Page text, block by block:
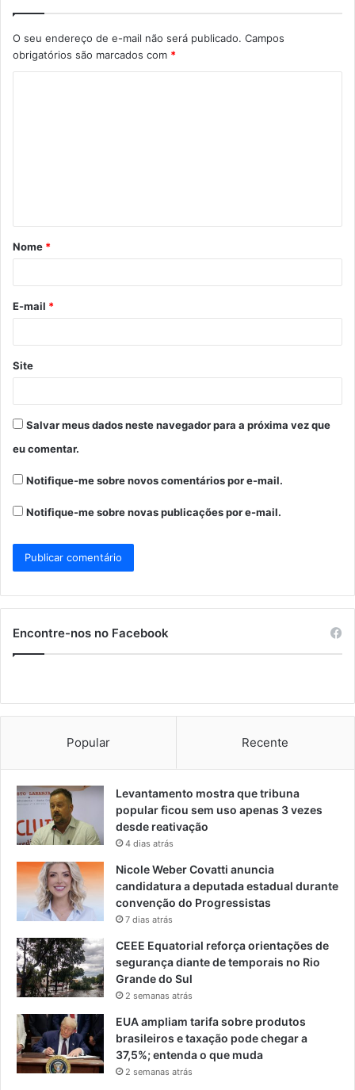
O seu endereço de e-mail não será publicado. Campos
obrigatórios são marcados com *
á
r
*
Nome *
E-mail *
Site
Salvar meus dados neste navegador para a próxima vez que
eu comentar.
Notifique-me sobre novos comentários por e-mail.
Notifique-me sobre novas publicações por e-mail.
Encontre-nos no Facebook
Popular Recente
Levantamento mostra que tribuna
popular ficou sem uso apenas 3 vezes
desde reativação
4 dias atrás
Nicole Weber Covatti anuncia
candidatura a deputada estadual durante
convenção do Progressistas
7 dias atrás
CEEE Equatorial reforça orientações de
segurança diante de temporais no Rio
Grande do Sul
2 semanas atrás
EUA ampliam tarifa sobre produtos
brasileiros e taxação pode chegar a
37,5%; entenda o que muda
2 semanas atrás